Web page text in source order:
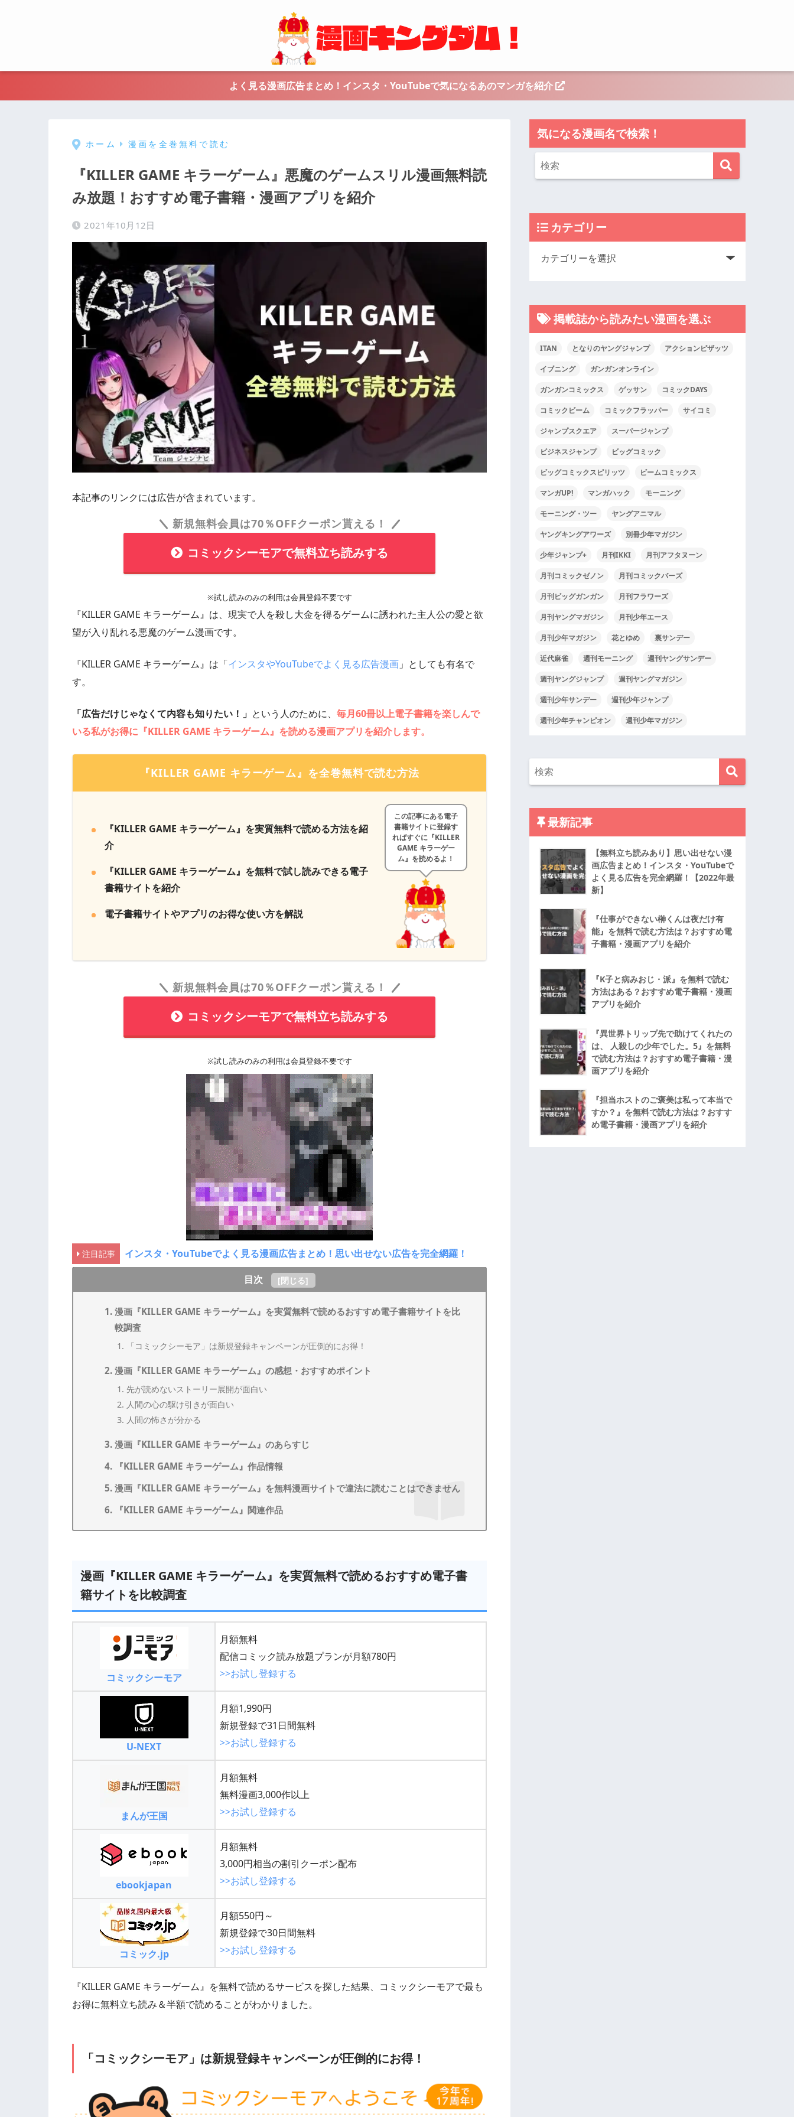
よく見る漫画広告まとめ！インスタ・YouTubeで気になるあのマンガを紹介
ホーム 漫画を全巻無料で読む
『KILLER GAME キラーゲーム』悪魔のゲームスリル漫画無料読
み放題！おすすめ電子書籍・漫画アプリを紹介
2021年10月12日
本記事のリンクには広告が含まれています。
新規無料会員は70％OFFクーポン貰える！
コミックシーモアで無料立ち読みする
※試し読みのみの利用は会員登録不要です
『KILLER GAME キラーゲーム』は、現実で人を殺し大金を得るゲームに誘われた主人公の愛と欲
望が入り乱れる悪魔のゲーム漫画です。
『KILLER GAME キラーゲーム』は「インスタやYouTubeでよく見る広告漫画 」としても有名で
す。
「広告だけじゃなくて内容も知りたい！」 という人のために、 毎月60冊以上電子書籍を楽しんで
いる私がお得に『KILLER GAME キラーゲーム』を読める漫画アプリを紹介します。
『KILLER GAME キラーゲーム』を全巻無料で読む方法
『KILLER GAME キラーゲーム』を実質無料で読める方法を紹
介
『KILLER GAME キラーゲーム』を無料で試し読みできる電子
書籍サイトを紹介
電子書籍サイトやアプリのお得な使い方を解説
この記事にある電子
書籍サイトに登録す
ればすぐに『KILLER
GAME キラーゲー
ム』を読めるよ！
新規無料会員は70％OFFクーポン貰える！
コミックシーモアで無料立ち読みする
※試し読みのみの利用は会員登録不要です
注目記事
インスタ・YouTubeでよく見る漫画広告まとめ！思い出せない広告を完全網羅！
目次
[閉じる]
漫画『KILLER GAME キラーゲーム』を実質無料で読めるおすすめ電子書籍サイトを比
較調査
「コミックシーモア」は新規登録キャンペーンが圧倒的にお得！
漫画『KILLER GAME キラーゲーム』の感想・おすすめポイント
先が読めないストーリー展開が面白い
人間の心の駆け引きが面白い
人間の怖さが分かる
漫画『KILLER GAME キラーゲーム』のあらすじ
『KILLER GAME キラーゲーム』作品情報
漫画『KILLER GAME キラーゲーム』を無料漫画サイトで違法に読むことはできません
『KILLER GAME キラーゲーム』関連作品
漫画『KILLER GAME キラーゲーム』を実質無料で読めるおすすめ電子書
籍サイトを比較調査
コミックシーモア
月額無料
配信コミック読み放題プランが月額780円
>>お試し登録する
U-NEXT
月額1,990円
新規登録で31日間無料
>>お試し登録する
まんが王国
月額無料
無料漫画3,000作以上
>>お試し登録する
ebookjapan
月額無料
3,000円相当の割引クーポン配布
>>お試し登録する
コミック.jp
月額550円～
新規登録で30日間無料
>>お試し登録する
『KILLER GAME キラーゲーム』を無料で読めるサービスを探した結果、コミックシーモアで最も
お得に無料立ち読み＆半額で読めることがわかりました。
「コミックシーモア」は新規登録キャンペーンが圧倒的にお得！
気になる漫画名で検索！
カテゴリー
掲載誌から読みたい漫画を選ぶ
ITAN となりのヤングジャンプ アクションピザッツ
イブニング ガンガンオンライン
ガンガンコミックス ゲッサン コミックDAYS
コミックビーム コミックフラッパー サイコミ
ジャンプスクエア スーパージャンプ
ビジネスジャンプ ビッグコミック
ビッグコミックスピリッツ ビームコミックス
マンガUP! マンガハック モーニング
モーニング・ツー ヤングアニマル
ヤングキングアワーズ 別冊少年マガジン
少年ジャンプ+ 月刊IKKI 月刊アフタヌーン
月刊コミックゼノン 月刊コミックバーズ
月刊ビッグガンガン 月刊フラワーズ
月刊ヤングマガジン 月刊少年エース
月刊少年マガジン 花とゆめ 裏サンデー
近代麻雀 週刊モーニング 週刊ヤングサンデー
週刊ヤングジャンプ 週刊ヤングマガジン
週刊少年サンデー 週刊少年ジャンプ
週刊少年チャンピオン 週刊少年マガジン
最新記事
【無料立ち読みあり】思い出せない漫
画広告まとめ！インスタ・YouTubeで
よく見る広告を完全網羅！【2022年最
新】
『仕事ができない榊くんは夜だけ有
能』を無料で読む方法は？おすすめ電
子書籍・漫画アプリを紹介
『K子と病みおじ・派』を無料で読む
方法はある？おすすめ電子書籍・漫画
アプリを紹介
『異世界トリップ先で助けてくれたの
は、 人殺しの少年でした。5』を無料
で読む方法は？おすすめ電子書籍・漫
画アプリを紹介
『担当ホストのご褒美は私って本当で
すか？』を無料で読む方法は？おすす
め電子書籍・漫画アプリを紹介